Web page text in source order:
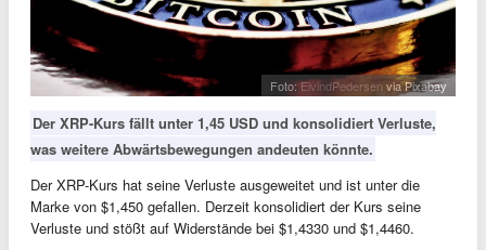
Foto:EivindPedersenvia Pixabay
Der XRP-Kurs fällt unter 1,45 USD und konsolidiert Verluste,
was weitere Abwärtsbewegungen andeuten könnte.
Der XRP-Kurs hat seine Verluste ausgeweitet und ist unter die
Marke von $1,450 gefallen. Derzeit konsolidiert der Kurs seine
Verluste und stößt auf Widerstände bei $1,4330 und $1,4460.